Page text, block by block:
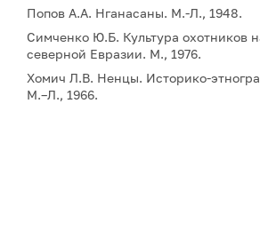
Попов А.А. Нганасаны. М.-Л., 1948.
Симченко Ю.Б. Культура охотников
северной Евразии. М., 1976.
Хомич Л.В. Ненцы. Историко-
М.–Л., 1966.